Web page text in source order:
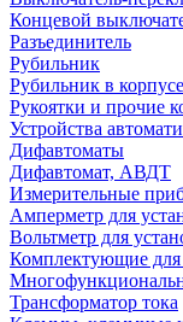
Концевой
Разъединитель
Рубильник
Рубильник в корпусе
Рукоятки и прочие
Устройства
Дифавтоматы
Дифавтомат, АВДТ
Измерительные
Амперметр для
Вольтметр для
Комплектующие для
Трансформатор тока